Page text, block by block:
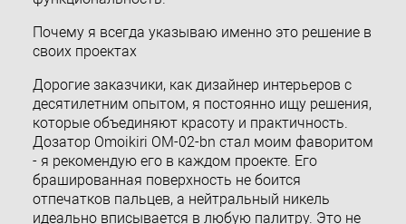
Почему я всегда указываю именно это решение в
своих проектах
Дорогие заказчики, как дизайнер интерьеров с
десятилетним опытом, я постоянно ищу решения,
которые объединяют красоту и практичность.
Дозатор Omoikiri OM-02-bn стал моим фаворитом
- я рекомендую его в каждом проекте. Его
брашированная поверхность не боится
отпечатков пальцев, а нейтральный никель
идеально вписывается в любую палитру. Это не